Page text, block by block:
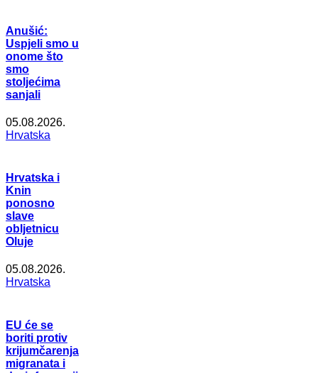
Anušić:
Uspjeli smo u
onome što
smo
stoljećima
sanjali
05.08.2026.
Hrvatska
Hrvatska i
Knin
ponosno
slave
obljetnicu
Oluje
05.08.2026.
Hrvatska
EU će se
boriti protiv
krijumčarenja
migranata i